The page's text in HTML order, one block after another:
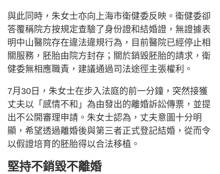
與此同時，朱女士亦向上海市衛健委反映。衛健委卻
答覆稱院方按規定查驗了身份證和結婚證，無證據表
明中山醫院存在違法違規行為，目前醫院已經停止相
關服務，胚胎由院方封存；關於銷毀胚胎的請求，衛
健委無相應職責，建議通過司法途徑主張權利。
7月30日，朱女士在步入法庭的前一分鐘，突然接獲
丈夫以「感情不和」為由發出的離婚訴訟傳票，並提
出不公開審理申請。朱女士認為，丈夫意圖十分明
顯，希望透過離婚後與第三者正式登記結婚，從而令
以假證培育的胚胎得以合法移植。
堅持不銷毀不離婚